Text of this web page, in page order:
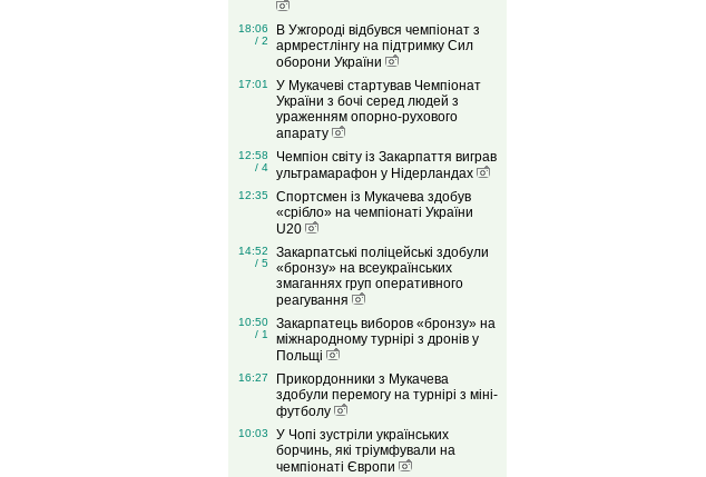
18:06
/ 2
В Ужгороді відбувся чемпіонат з
армрестлінгу на підтримку Сил
оборони України
17:01
У Мукачеві стартував Чемпіонат
України з бочі серед людей з
ураженням опорно-рухового
апарату
12:58
/ 4
Чемпіон світу із Закарпаття виграв
ультрамарафон у Нідерландах
12:35
Спортсмен із Мукачева здобув
«срібло» на чемпіонаті України
U20
14:52
/ 5
Закарпатські поліцейські здобули
«бронзу» на всеукраїнських
змаганнях груп оперативного
реагування
10:50
/ 1
Закарпатець виборов «бронзу» на
міжнародному турнірі з дронів у
Польщі
16:27
Прикордонники з Мукачева
здобули перемогу на турнірі з міні-
футболу
10:03
У Чопі зустріли українських
борчинь, які тріумфували на
чемпіонаті Європи